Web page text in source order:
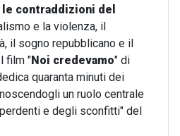
contraddizioni del
e la violenza, il
il sogno repubblicano e il
film "Noi credevamo" di
quaranta minuti dei
un ruolo centrale
e degli sconfitti" del